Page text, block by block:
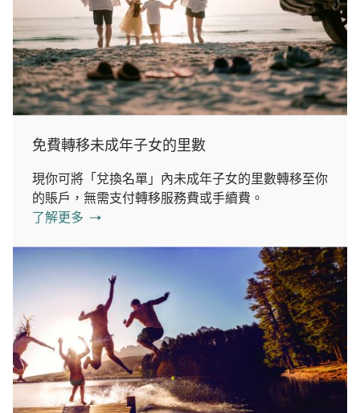
免費轉移未成年子女的里數
現你可將「兌換名單」內未成年子女的里數轉移至你
的賬戶，無需支付轉移服務費或手續費。
了解更多